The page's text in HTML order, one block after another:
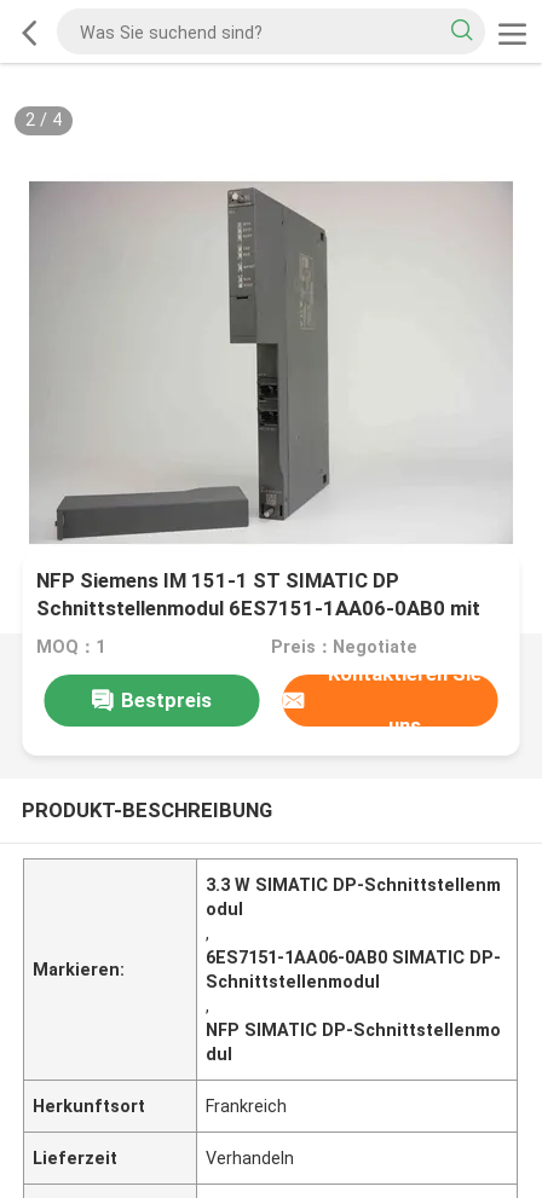
2/ 4
NFP Siemens IM 151-1 ST SIMATIC DP
Schnittstellenmodul 6ES7151-1AA06-0AB0 mit
Leistungsverlust von 3,3 W
MOQ：1 Preis：Negotiate
Bestpreis
Kontaktieren Sie
uns
PRODUKT-BESCHREIBUNG
Markieren:
3.3 W SIMATIC DP-Schnittstellenm
odul
,
6ES7151-1AA06-0AB0 SIMATIC DP-
Schnittstellenmodul
,
NFP SIMATIC DP-Schnittstellenmo
dul
Herkunftsort Frankreich
Lieferzeit Verhandeln